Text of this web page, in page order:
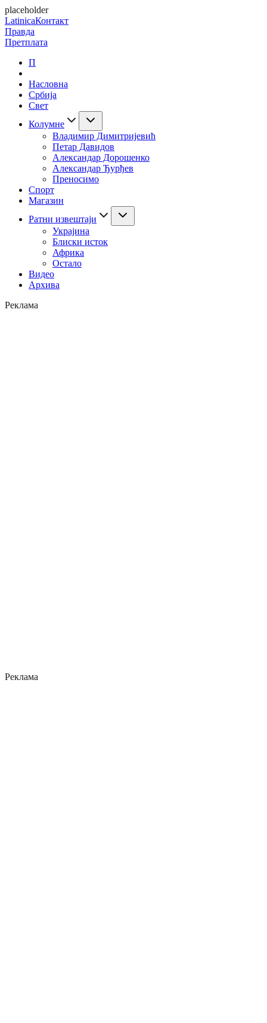
placeholder
LatinicaКонтакт
Правда
Претплата
П
Насловна
Србија
Свет
Колумне
Владимир Димитријевић
Петар Давидов
Александар Дорошенко
Александар Ђурђев
Преносимо
Спорт
Магазин
Ратни извештаји
Украјина
Блиски исток
Африка
Остало
Видео
Архива
Реклама
Реклама